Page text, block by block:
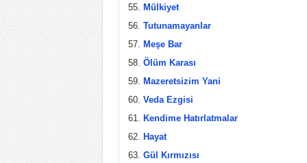
Mülkiyet
Tutunamayanlar
Meşe Bar
Ölüm Karası
Mazeretsizim Yani
Veda Ezgisi
Kendime Hatırlatmalar
Hayat
Gül Kırmızısı